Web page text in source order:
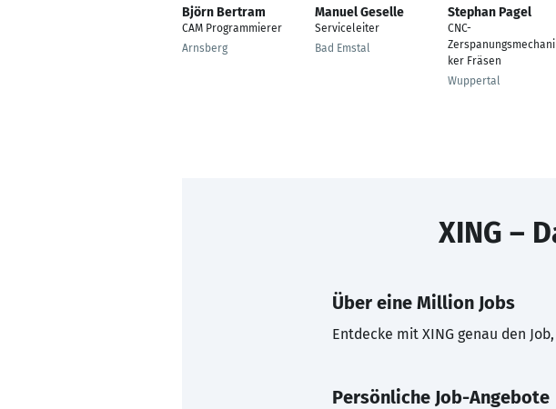
Björn Bertram
CAM Programmierer
Arnsberg
Manuel Geselle
Serviceleiter
Bad Emstal
Stephan Pagel
CNC-
Zerspanungsmechani
ker Fräsen
Wuppertal
XING –
Über eine Million Jobs
Entdecke mit XING genau den
Persönliche Job-Angebote